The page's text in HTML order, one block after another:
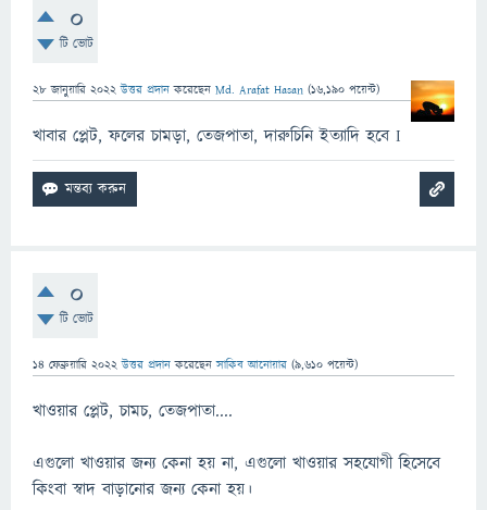
0
টি ভোট
28 জানুয়ারি 2022 উত্তর প্রদান করেছেন Md. Arafat Hasan (16,190 পয়েন্ট)
খাবার প্লেট, ফলের চামড়া, তেজপাতা, দারুচিনি ইত্যাদি হবে I
0
টি ভোট
14 ফেব্রুয়ারি 2022 উত্তর প্রদান করেছেনসাকিব আনোয়ার (9,610 পয়েন্ট)
খাওয়ার প্লেট, চামচ, তেজপাতা....
এগুলো খাওয়ার জন্য কেনা হয় না, এগুলো খাওয়ার সহযোগী হিসেবে
কিংবা স্বাদ বাড়ানোর জন্য কেনা হয়।